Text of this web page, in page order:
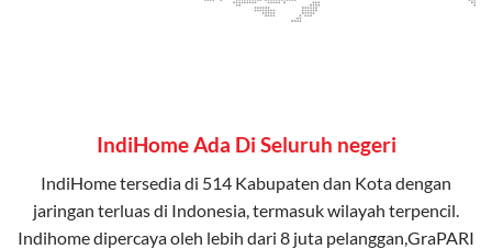
IndiHome Ada Di Seluruh negeri
IndiHome tersedia di 514 Kabupaten dan Kota dengan
jaringan terluas di Indonesia, termasuk wilayah terpencil.
Indihome dipercaya oleh lebih dari 8 juta pelanggan,GraPARI